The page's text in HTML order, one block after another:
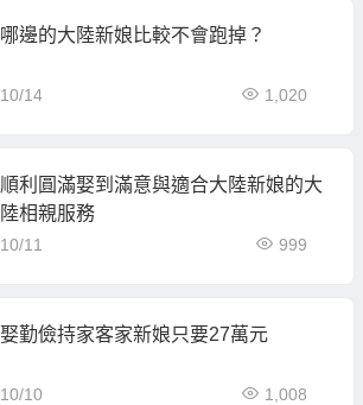
哪邊的大陸新娘比較不會跑掉？
10/14 1,020
順利圓滿娶到滿意與適合大陸新娘的大
陸相親服務
10/11 999
娶勤儉持家客家新娘只要27萬元
10/10 1,008